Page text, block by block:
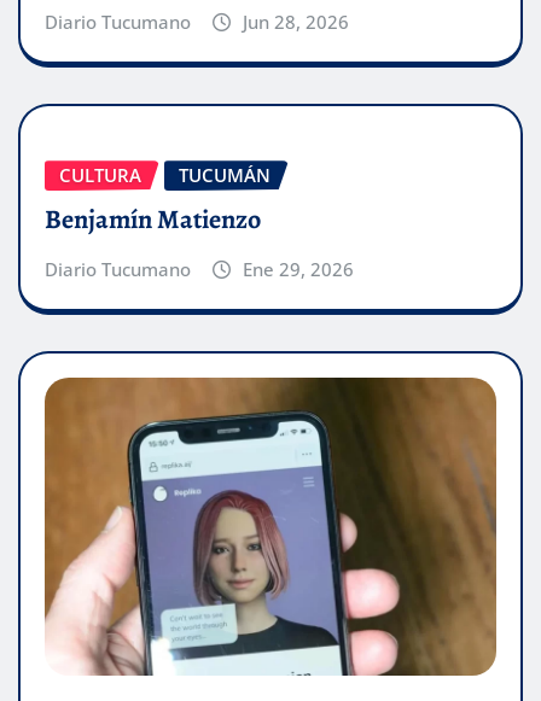
Diario Tucumano Jun 28, 2026
CULTURA TUCUMÁN
Benjamín Matienzo
Diario Tucumano Ene 29, 2026